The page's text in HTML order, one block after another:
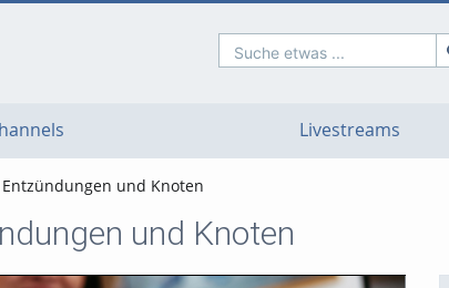
Suche etwas ...
Livestreams
und Knoten
und Knoten